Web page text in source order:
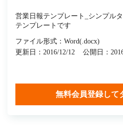
営業日報テンプレート_シンプル
テンプレートです
ファイル形式：Word(.docx)
更新日：2016/12/12
公開日：
無料会員登録して